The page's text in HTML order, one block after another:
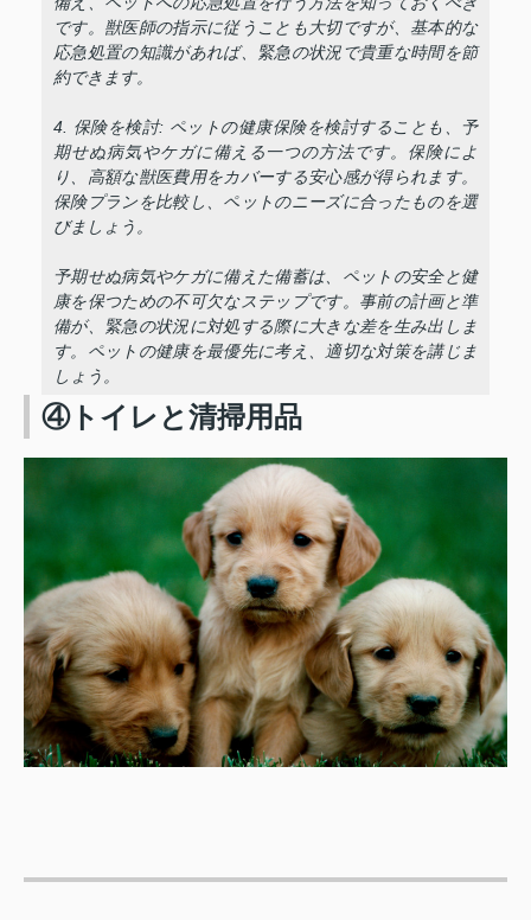
です。獣医師の指示に従うことも大切ですが、基本的な
応急処置の知識があれば、緊急の状況で貴重な時間を節
約できます。
4. 保険を検討: ペットの健康保険を検討することも、予
期せぬ病気やケガに備える一つの方法です。保険によ
り、高額な獣医費用をカバーする安心感が得られます。
保険プランを比較し、ペットのニーズに合ったものを選
びましょう。
予期せぬ病気やケガに備えた備蓄は、ペットの安全と健
康を保つための不可欠なステップです。事前の計画と準
備が、緊急の状況に対処する際に大きな差を生み出しま
す。ペットの健康を最優先に考え、適切な対策を講じま
しょう。
④トイレと清掃用品